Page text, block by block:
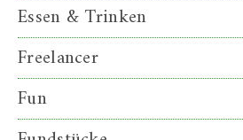
Essen & Trinken
Freelancer
Fun